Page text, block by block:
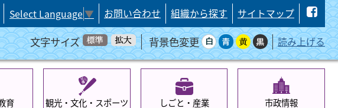
Select Language▼ お問い合わせ 組織から探す サイトマップ
文字サイズ 背景色変更 読み上げる
育 観光・文化・スポーツ しごと・産業 市政情報